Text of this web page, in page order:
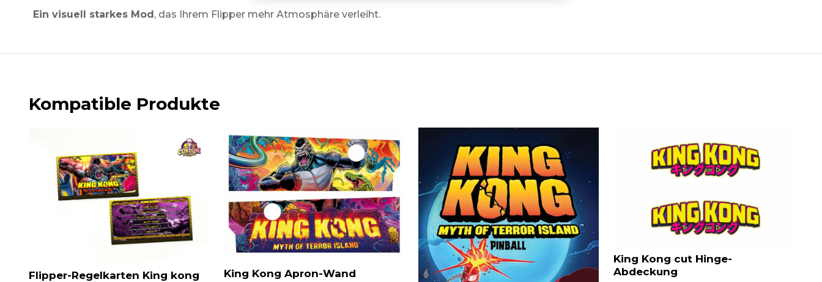
Ein visuell starkes Mod , das Ihrem Flipper mehr Atmosphäre verleiht.
Kompatible Produkte
Flipper-Regelkarten King kong King Kong Apron-Wand
King Kong cut Hinge-
Abdeckung